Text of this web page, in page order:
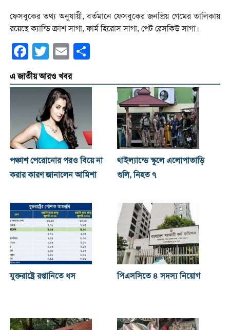
ফেসবুকের তথ্য অনুযায়ী, বর্তমানে ফেসবুকের জনপ্রিয় গেমের তালিকায়
রয়েছে ক্যান্ডি ক্রাশ সাগা, ফার্ম হিরোস সাগা, পেট রেসকিউ সাগা।
Facebook
Twitter Email
এ জাতীয় আরও খবর
পঞ্চাশ পেরোনোর পরও বিয়ে না
করার কারণ জানালেন আমিশা
থাইল্যান্ডে স্কুলে এলোপাতাড়ি
গুলি, নিহত ৭
যুক্তরাষ্ট্রে রপ্তানিতে ধস পিএসসিতে ৪ সদস্য নিয়োগ